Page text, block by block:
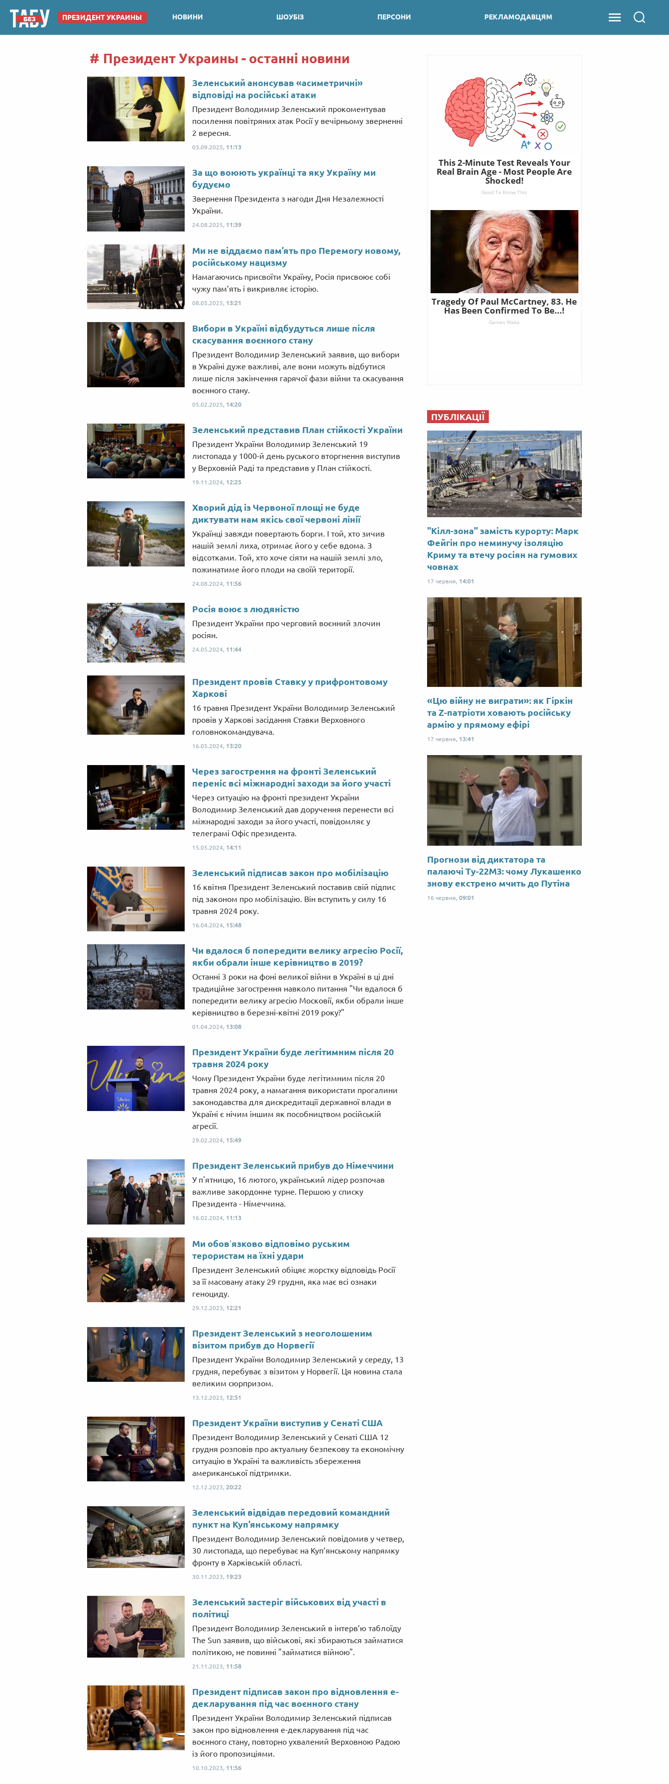
ПРЕЗИДЕНТ УКРАИНЫ НОВИНИ ШОУБІЗ ПЕРСОНИ РЕКЛАМОДАВЦЯМ
Президент Украины - останні новини
Зеленський анонсував «асиметричні»
відповіді на російські атаки
Президент Володимир Зеленський прокоментував
посилення повітряних атак Росії у вечірньому зверненні
2 вересня.
03.09.2025, 11:13
За що воюють українці та яку Україну ми
будуємо
Звернення Президента з нагоди Дня Незалежності
України.
24.08.2025, 11:39
Ми не віддаємо пам’ять про Перемогу новому,
російському нацизму
Намагаючись присвоїти Україну, Росія присвоює собі
чужу пам’ять і викривляє історію.
08.05.2025, 13:21
Вибори в Україні відбудуться лише після
скасування воєнного стану
Президент Володимир Зеленський заявив, що вибори
в Україні дуже важливі, але вони можуть відбутися
лише після закінчення гарячої фази війни та скасування
воєнного стану.
05.02.2025, 14:20
Зеленський представив План стійкості України
Президент України Володимир Зеленський 19
листопада у 1000-й день руського вторгнення виступив
у Верховній Раді та представив у План стійкості.
19.11.2024, 12:25
Хворий дід із Червоної площі не буде
диктувати нам якісь свої червоні лінії
Українці завжди повертають борги. І той, хто зичив
нашій землі лиха, отримає його у себе вдома. З
відсотками. Той, хто хоче сіяти на нашій землі зло,
пожинатиме його плоди на своїй території.
24.08.2024, 11:56
Росія воює з людяністю
Президент України про черговий воєнний злочин
росіян.
24.05.2024, 11:44
Президент провів Ставку у прифронтовому
Харкові
16 травня Президент України Володимир Зеленський
провів у Харкові засідання Ставки Верховного
головнокомандувача.
16.05.2024, 13:20
Через загострення на фронті Зеленський
переніс всі міжнародні заходи за його участі
Через ситуацію на фронті президент України
Володимир Зеленський дав доручення перенести всі
міжнародні заходи за його участі, повідомляє у
телеграмі Офіс президента.
15.05.2024, 14:11
Зеленський підписав закон про мобілізацію
16 квітня Президент Зеленський поставив свій підпис
під законом про мобілізацію. Він вступить у силу 16
травня 2024 року.
16.04.2024, 15:48
Чи вдалося б попередити велику агресію Росії,
якби обрали інше керівництво в 2019?
Останні 3 роки на фоні великої війни в Україні в ці дні
традиційне загострення навколо питання "Чи вдалося б
попередити велику агресію Московії, якби обрали інше
керівництво в березні-квітні 2019 року?"
01.04.2024, 13:08
Президент України буде легітимним після 20
травня 2024 року
Чому Президент України буде легітимним після 20
травня 2024 року, а намагання використати прогалини
законодавства для дискредитації державної влади в
Україні є нічим іншим як пособництвом російській
агресії.
29.02.2024, 15:49
Президент Зеленський прибув до Німеччини
У п'ятницю, 16 лютого, український лідер розпочав
важливе закордонне турне. Першою у списку
Президента - Німеччина.
16.02.2024, 11:13
Ми обовʼязково відповімо руським
терористам на їхні удари
Президент Зеленський обіцяє жорстку відповідь Росії
за її масовану атаку 29 грудня, яка має всі ознаки
геноциду.
29.12.2023, 12:21
Президент Зеленський з неоголошеним
візитом прибув до Норвегії
Президент України Володимир Зеленський у середу, 13
грудня, перебуває з візитом у Норвегії. Ця новина стала
великим сюрпризом.
13.12.2023, 12:51
Президент України виступив у Сенаті США
Президент Володимир Зеленський у Сенаті США 12
грудня розповів про актуальну безпекову та економічну
ситуацію в Україні та важливість збереження
американської підтримки.
12.12.2023, 20:22
Зеленський відвідав передовий командний
пункт на Куп’янському напрямку
Президент Володимир Зеленський повідомив у четвер,
30 листопада, що перебуває на Куп’янському напрямку
фронту в Харківській області.
30.11.2023, 19:23
Зеленський застеріг військових від участі в
політиці
Президент Володимир Зеленський в інтерв’ю таблоїду
The Sun заявив, що військові, які збираються займатися
політикою, не повинні "займатися війною".
21.11.2023, 11:58
Президент підписав закон про відновлення е-
декларування під час воєнного стану
Президент України Володимир Зеленський підписав
закон про відновлення е-декларування під час
воєнного стану, повторно ухвалений Верховною Радою
із його пропозиціями.
10.10.2023, 11:56
ПУБЛІКАЦІЇ
"Кілл-зона" замість курорту: Марк
Фейгін про неминучу ізоляцію
Криму та втечу росіян на гумових
човнах
17 червня, 14:01
«Цю війну не виграти»: як Гіркін
та Z-патріоти ховають російську
армію у прямому ефірі
17 червня, 13:41
Прогнози від диктатора та
палаючі Ту-22М3: чому Лукашенко
знову екстрено мчить до Путіна
16 червня, 09:01